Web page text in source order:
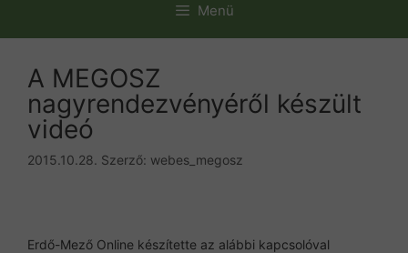
Menü
A MEGOSZ
nagyrendezvényéről készült
videó
2015.10.28. Szerző: webes_megosz
Erdő-Mező Online készítette az alábbi kapcsolóval